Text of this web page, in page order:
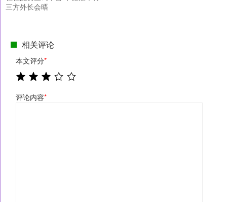
三方外长会晤
相关评论
本文评分*
评论内容*